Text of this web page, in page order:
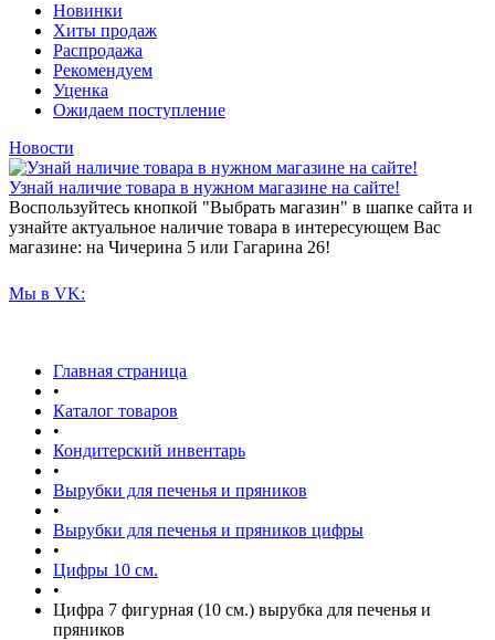
Новинки
Хиты продаж
Распродажа
Рекомендуем
Уценка
Ожидаем поступление
Новости
Узнай наличие товара в нужном магазине на сайте!
Воспользуйтесь кнопкой "Выбрать магазин" в шапке сайта и
узнайте актуальное наличие товара в интересующем Вас
магазине: на Чичерина 5 или Гагарина 26!
Мы в VK:
Главная страница
•
Каталог товаров
•
Кондитерский инвентарь
•
Вырубки для печенья и пряников
•
Вырубки для печенья и пряников цифры
•
Цифры 10 см.
•
Цифра 7 фигурная (10 см.) вырубка для печенья и
пряников